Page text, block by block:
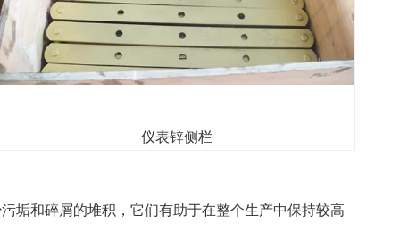
仪表锌侧栏
垢和碎屑的堆积，它们有助于在整个生产中保持较高